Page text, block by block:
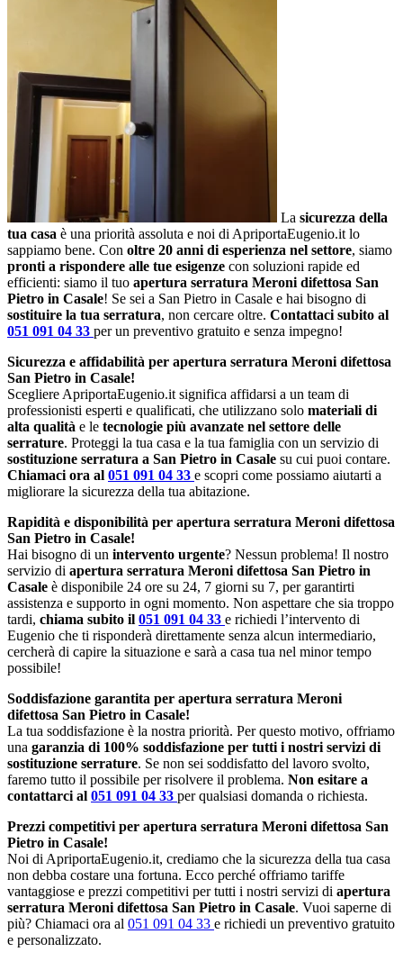
La sicurezza della
tua casa è una priorità assoluta e noi di ApriportaEugenio.it lo
sappiamo bene. Con oltre 20 anni di esperienza nel settore, siamo
pronti a rispondere alle tue esigenze con soluzioni rapide ed
efficienti: siamo il tuo apertura serratura Meroni difettosa San
Pietro in Casale! Se sei a San Pietro in Casale e hai bisogno di
sostituire la tua serratura, non cercare oltre. Contattaci subito al
051 091 04 33 per un preventivo gratuito e senza impegno!
Sicurezza e affidabilità per apertura serratura Meroni difettosa
San Pietro in Casale!
Scegliere ApriportaEugenio.it significa affidarsi a un team di
professionisti esperti e qualificati, che utilizzano solo materiali di
alta qualità e le tecnologie più avanzate nel settore delle
serrature. Proteggi la tua casa e la tua famiglia con un servizio di
sostituzione serratura a San Pietro in Casale su cui puoi contare.
Chiamaci ora al 051 091 04 33 e scopri come possiamo aiutarti a
migliorare la sicurezza della tua abitazione.
Rapidità e disponibilità per apertura serratura Meroni difettosa
San Pietro in Casale!
Hai bisogno di un intervento urgente? Nessun problema! Il nostro
servizio di apertura serratura Meroni difettosa San Pietro in
Casale è disponibile 24 ore su 24, 7 giorni su 7, per garantirti
assistenza e supporto in ogni momento. Non aspettare che sia troppo
tardi, chiama subito il 051 091 04 33 e richiedi l’intervento di
Eugenio che ti risponderà direttamente senza alcun intermediario,
cercherà di capire la situazione e sarà a casa tua nel minor tempo
possibile!
Soddisfazione garantita per apertura serratura Meroni
difettosa San Pietro in Casale!
La tua soddisfazione è la nostra priorità. Per questo motivo, offriamo
una garanzia di 100% soddisfazione per tutti i nostri servizi di
sostituzione serrature. Se non sei soddisfatto del lavoro svolto,
faremo tutto il possibile per risolvere il problema. Non esitare a
contattarci al 051 091 04 33 per qualsiasi domanda o richiesta.
Prezzi competitivi per apertura serratura Meroni difettosa San
Pietro in Casale!
Noi di ApriportaEugenio.it, crediamo che la sicurezza della tua casa
non debba costare una fortuna. Ecco perché offriamo tariffe
vantaggiose e prezzi competitivi per tutti i nostri servizi di apertura
serratura Meroni difettosa San Pietro in Casale. Vuoi saperne di
più? Chiamaci ora al 051 091 04 33 e richiedi un preventivo gratuito
e personalizzato.